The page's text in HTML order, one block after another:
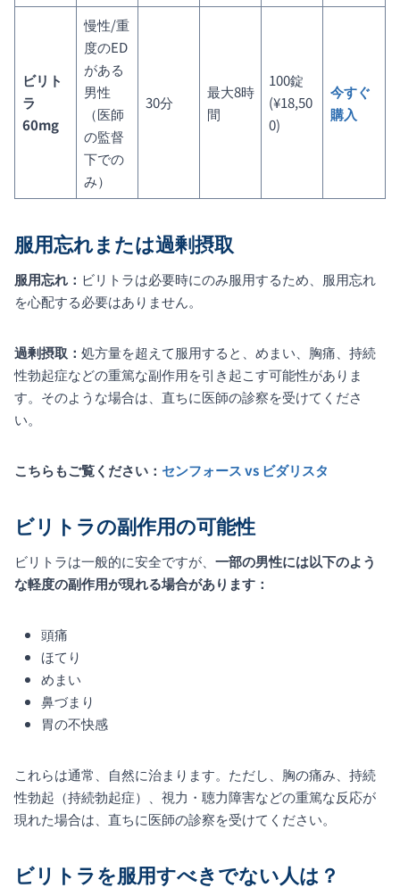
ビリト
ラ
60mg
慢性/重
度のED
がある
男性
（医師
の監督
下での
み）
30分
最大8時
間
100錠
(¥18,50
0)
今すぐ
購入
服用忘れまたは過剰摂取
服用忘れ： ビリトラは必要時にのみ服用するため、服用忘れ
を心配する必要はありません。
過剰摂取： 処方量を超えて服用すると、めまい、胸痛、持続
性勃起症などの重篤な副作用を引き起こす可能性がありま
す。そのような場合は、直ちに医師の診察を受けてくださ
い。
こちらもご覧ください： センフォース vs ビダリスタ
ビリトラの副作用の可能性
ビリトラは一般的に安全ですが、 一部の男性には以下のよう
な軽度の副作用が現れる場合があります：
頭痛
ほてり
めまい
鼻づまり
胃の不快感
これらは通常、自然に治まります。ただし、胸の痛み、持続
性勃起（持続勃起症）、視力・聴力障害などの重篤な反応が
現れた場合は、直ちに医師の診察を受けてください。
ビリトラを服用すべきでない人は？